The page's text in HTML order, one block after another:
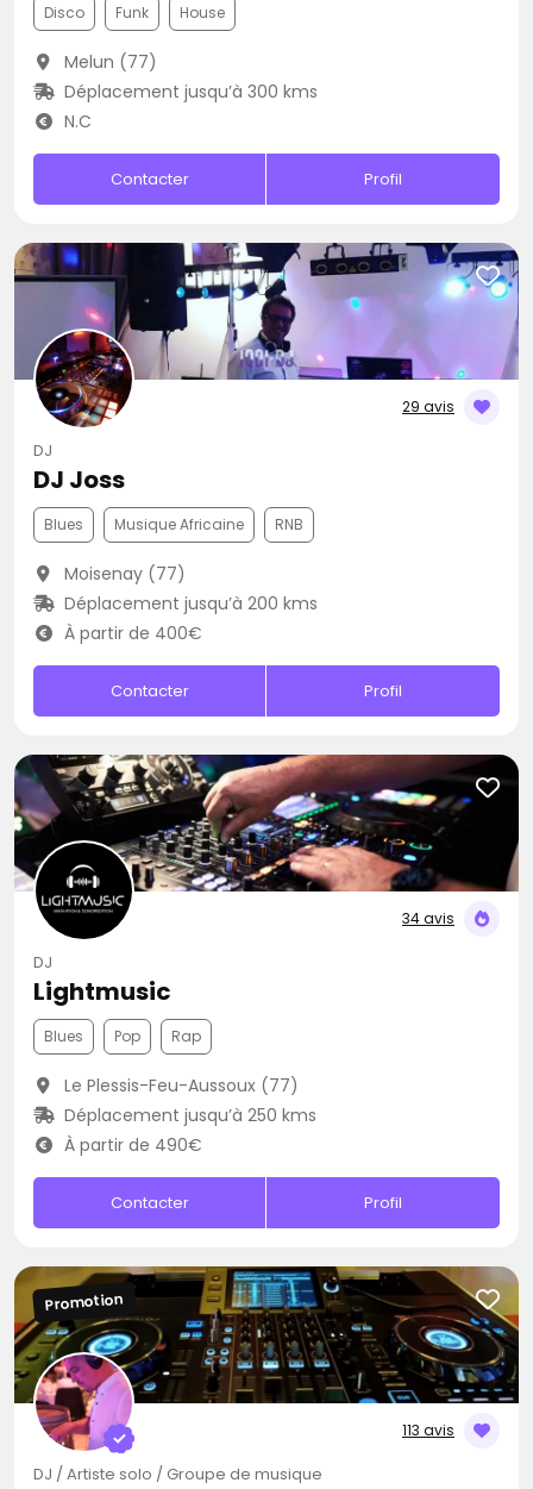
Disco Funk House
Melun (77)
Déplacement jusqu’à 300 kms
N.C
Contacter Profil
29 avis
DJ
DJ Joss
Blues Musique Africaine RNB
Moisenay (77)
Déplacement jusqu’à 200 kms
À partir de 400€
Contacter Profil
34 avis
DJ
Lightmusic
Blues Pop Rap
Le Plessis-Feu-Aussoux (77)
Déplacement jusqu’à 250 kms
À partir de 490€
Contacter Profil
113 avis
Promotion
DJ / Artiste solo / Groupe de musique